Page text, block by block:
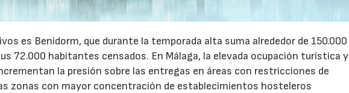
es Benidorm, que durante la temporada alta suma alrededor de 150.000
72.000 habitantes censados. En Málaga, la elevada ocupación turística y
la presión sobre las entregas en áreas con restricciones de
zonas con mayor concentración de establecimientos hosteleros